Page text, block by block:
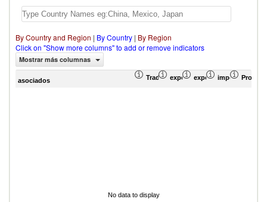
By Country and Region | By Country | By Region
Click on "Show more columns" to add or remove indicators
Mostrar más columnas
asociados Trade Balance (en miles de US$)
exportación Valor del
exportaciónimportación
No data to display